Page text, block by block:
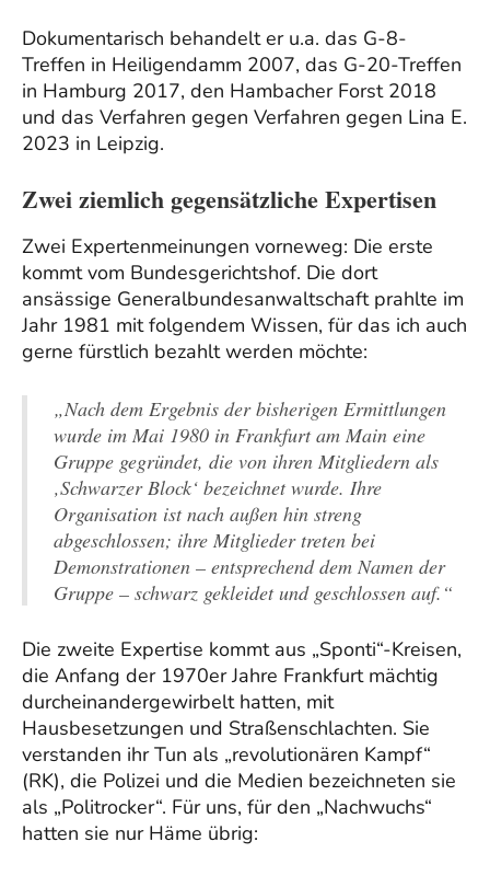
Dokumentarisch behandelt er u.a. das G-8-
Treffen in Heiligendamm 2007, das G-20-Treffen
in Hamburg 2017, den Hambacher Forst 2018
und das Verfahren gegen Verfahren gegen Lina E.
2023 in Leipzig.
Zwei ziemlich gegensätzliche Expertisen
Zwei Expertenmeinungen vorneweg: Die erste
kommt vom Bundesgerichtshof. Die dort
ansässige Generalbundesanwaltschaft prahlte im
Jahr 1981 mit folgendem Wissen, für das ich auch
gerne fürstlich bezahlt werden möchte:
„Nach dem Ergebnis der bisherigen Ermittlungen
wurde im Mai 1980 in Frankfurt am Main eine
Gruppe gegründet, die von ihren Mitgliedern als
‚Schwarzer Block‘ bezeichnet wurde. Ihre
Organisation ist nach außen hin streng
abgeschlossen; ihre Mitglieder treten bei
Demonstrationen – entsprechend dem Namen der
Gruppe – schwarz gekleidet und geschlossen auf.“
Die zweite Expertise kommt aus „Sponti“-Kreisen,
die Anfang der 1970er Jahre Frankfurt mächtig
durcheinandergewirbelt hatten, mit
Hausbesetzungen und Straßenschlachten. Sie
verstanden ihr Tun als „revolutionären Kampf“
(RK), die Polizei und die Medien bezeichneten sie
als „Politrocker“. Für uns, für den „Nachwuchs“
hatten sie nur Häme übrig: